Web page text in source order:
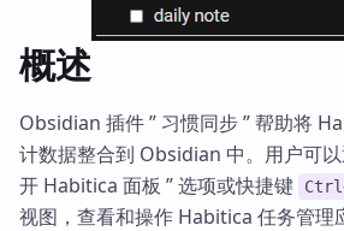
概述
Obsidian 插件 ” 习惯同步 ” 帮助将
计数据整合到 Obsidian 中。用户可
开 Habitica 面板 ” 选项或快捷键
视图，查看和操作 Habitica 任务管理